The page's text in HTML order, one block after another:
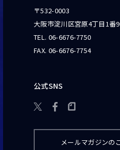
〒532-0003
大阪市淀川区宮原4丁目1番
TEL. 06-6676-7750
FAX. 06-6676-7754
公式SNS

メールマガジンの